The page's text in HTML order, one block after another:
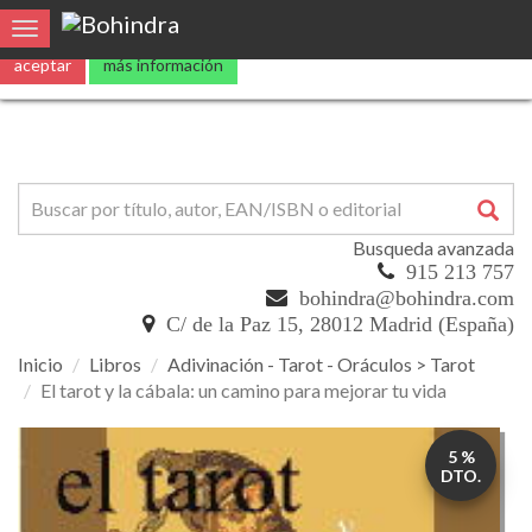
Utilizamoscookies propias y de terceros para mejorar nuestros
aceptar más información
Toggle navigation
Busqueda avanzada
915 213 757
bohindra@bohindra.com
C/ de la Paz 15, 28012 Madrid (España)
Inicio Libros
Adivinación - Tarot - Oráculos > Tarot
El tarot y la cábala: un camino para mejorar tu vida
tarot
5 %
DTO.